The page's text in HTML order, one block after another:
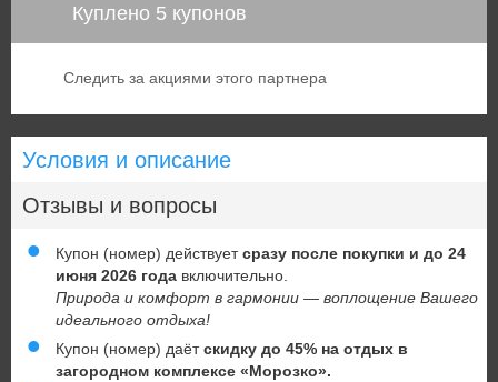
Куплено 5 купонов
Следить за акциями этого партнера
Условия и описание
Отзывы и вопросы
Купон (номер) действуетсразу после покупки и до 24
июня 2026 года включительно.
Природа и комфорт в гармонии — воплощение Вашего
идеального отдыха!
Купон (номер) даётскидку до 45% на отдых в
загородном комплексе «Морозко».